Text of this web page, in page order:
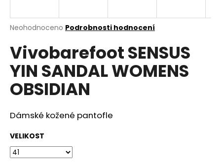
Průměrné
produktu
je
0,0
z
5
hvězdiček.
Neohodnoceno Podrobnosti hodnocení
Vivobarefoot SENSUS
YIN SANDAL WOMENS
OBSIDIAN
Dámské kožené pantofle
VELIKOST
j
t
?
HLEDAT
D